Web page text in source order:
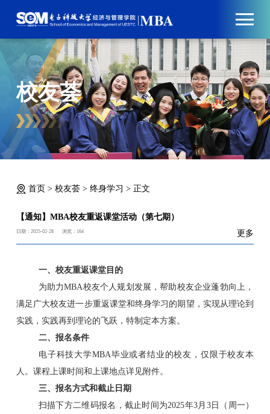
校友荟
首页 > 校友荟 > 终身学习 >正文
【通知】MBA校友重返课堂活动（第七期）
日期：2025-02-28 浏览： 164 更多
一、校友重返课堂目的
为助力MBA校友个人规划发展，帮助校友企业蓬勃向上，
满足广大校友进一步重返课堂和终身学习的期望，实现从理论到
实践，实践再到理论的飞跃，特制定本方案。
二、 报名条件
电子科技大学MBA毕业或者结业的校友，仅限于校友本
人。课程上课时间和上课地点详见附件。
三、报名方式和截止日期
扫描下方二维码报名，截止时间为2025年3月3日（周一）